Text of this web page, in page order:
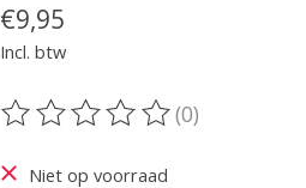
€9,95
Incl. btw
De beoordeling van dit
(0)
Niet op voorraad